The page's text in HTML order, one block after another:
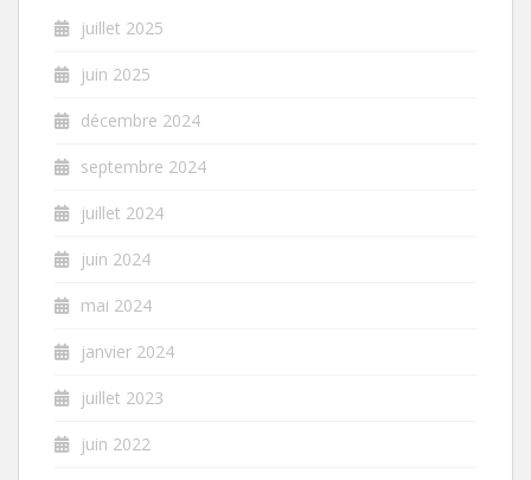
juillet 2025
juin 2025
décembre 2024
septembre 2024
juillet 2024
juin 2024
mai 2024
janvier 2024
juillet 2023
juin 2022